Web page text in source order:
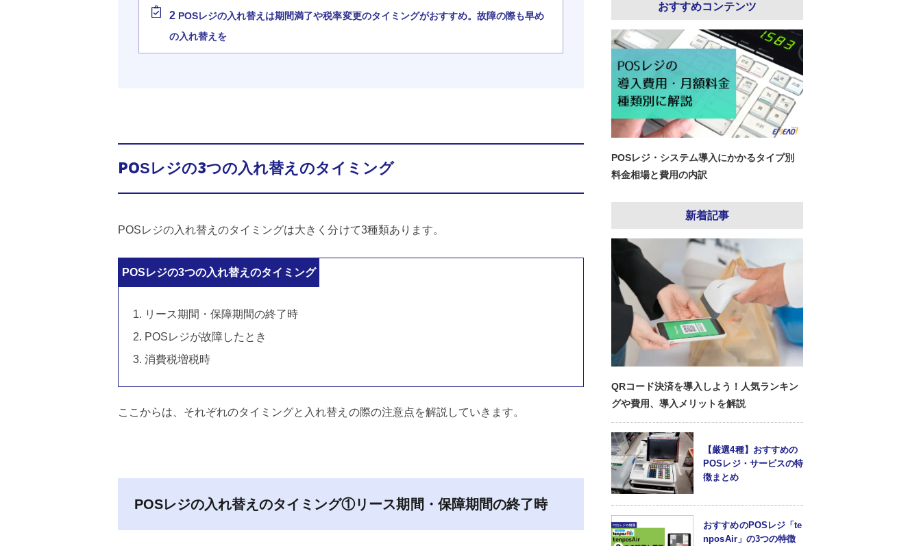
2 POSレジの入れ替えは期間満了や税率変更のタイミングがおすすめ。故障の際も早め
の入れ替えを
POSレジの3つの入れ替えのタイミング
POSレジの入れ替えのタイミングは大きく分けて3種類あります。
POSレジの3つの入れ替えのタイミング
リース期間・保障期間の終了時
POSレジが故障したとき
消費税増税時
ここからは、それぞれのタイミングと入れ替えの際の注意点を解説していきます。
POSレジの入れ替えのタイミング①リース期間・保障期間の終了時
おすすめコンテンツ
POSレジ・システム導入にかかるタイプ別
料金相場と費用の内訳
新着記事
QRコード決済を導入しよう！人気ランキン
グや費用、導入メリットを解説
【厳選4種】おすすめの
POSレジ・サービスの特
徴まとめ
おすすめのPOSレジ「te
nposAir」の3つの特徴